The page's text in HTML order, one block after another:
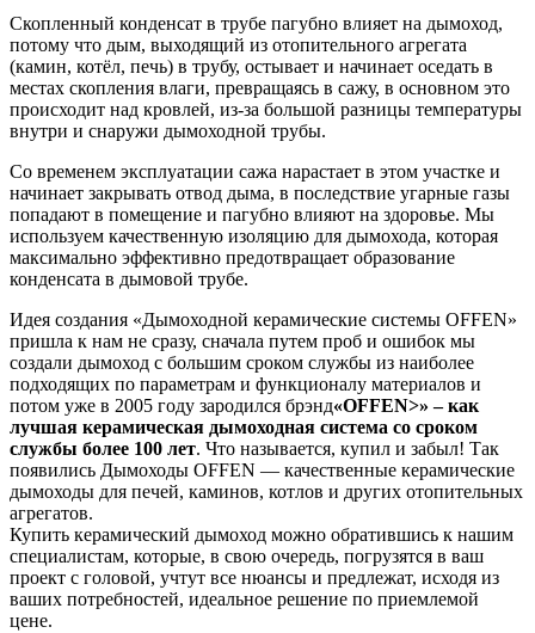
Скопленный конденсат в трубе пагубно влияет на дымоход,
потому что дым, выходящий из отопительного агрегата
(камин, котёл, печь) в трубу, остывает и начинает оседать в
местах скопления влаги, превращаясь в сажу, в основном это
происходит над кровлей, из-за большой разницы температуры
внутри и снаружи дымоходной трубы.
Со временем эксплуатации сажа нарастает в этом участке и
начинает закрывать отвод дыма, в последствие угарные газы
попадают в помещение и пагубно влияют на здоровье. Мы
используем качественную изоляцию для дымохода, которая
максимально эффективно предотвращает образование
конденсата в дымовой трубе.
Идея создания «Дымоходной керамические системы OFFEN»
пришла к нам не сразу, сначала путем проб и ошибок мы
создали дымоход с большим сроком службы из наиболее
подходящих по параметрам и функционалу материалов и
потом уже в 2005 году зародился брэнд«OFFEN>» – как
лучшая керамическая дымоходная система со сроком
службы более 100 лет. Что называется, купил и забыл! Так
появились Дымоходы OFFEN — качественные керамические
дымоходы для печей, каминов, котлов и других отопительных
агрегатов.
Купить керамический дымоход можно обратившись к нашим
специалистам, которые, в свою очередь, погрузятся в ваш
проект с головой, учтут все нюансы и предлежат, исходя из
ваших потребностей, идеальное решение по приемлемой
цене.